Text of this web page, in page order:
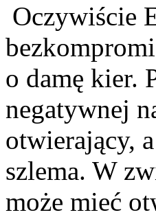
Oczywiście
o damę kier.
negatywnej
otwierający,
szlema. W
może mieć